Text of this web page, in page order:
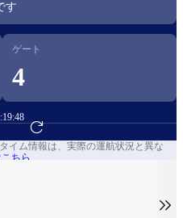
す​
ゲート
4
19:48
予約へ
イム情報は、実際の運航状況と異な
ちら
